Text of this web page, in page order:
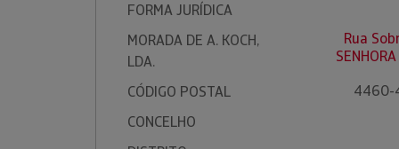
FORMA JURÍDICA
MORADA DE A. KOCH,
LDA.
Rua
CÓDIGO POSTAL
4460-
CONCELHO